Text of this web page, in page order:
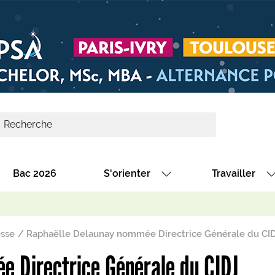
Bac 2026 S'orienter
Alternance : les formations des écoles
Travailler
Décrocher un
Raphaëlle Delaunay nommée Directrice Générale du
Directrice Générale du CIDJ